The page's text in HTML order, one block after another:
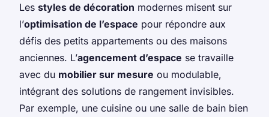
Les styles de décoration modernes misent sur
l’optimisation de l’espace pour répondre aux
défis des petits appartements ou des maisons
anciennes. L’agencement d’espace se travaille
avec du mobilier sur mesure ou modulable,
intégrant des solutions de rangement invisibles.
Par exemple, une cuisine ou une salle de bain bien